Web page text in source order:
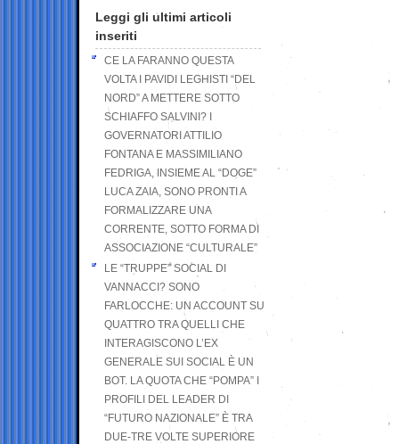
Leggi gli ultimi articoli
inseriti
CE LA FARANNO QUESTA
VOLTA I PAVIDI LEGHISTI “DEL
NORD” A METTERE SOTTO
SCHIAFFO SALVINI? I
GOVERNATORI ATTILIO
FONTANA E MASSIMILIANO
FEDRIGA, INSIEME AL “DOGE”
LUCA ZAIA, SONO PRONTI A
FORMALIZZARE UNA
CORRENTE, SOTTO FORMA DI
ASSOCIAZIONE “CULTURALE”
LE “TRUPPE” SOCIAL DI
VANNACCI? SONO
FARLOCCHE: UN ACCOUNT SU
QUATTRO TRA QUELLI CHE
INTERAGISCONO L’EX
GENERALE SUI SOCIAL È UN
BOT. LA QUOTA CHE “POMPA” I
PROFILI DEL LEADER DI
“FUTURO NAZIONALE” È TRA
DUE-TRE VOLTE SUPERIORE